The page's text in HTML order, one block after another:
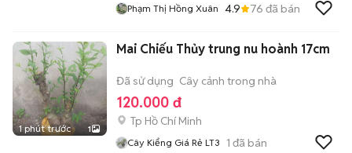
Phạm Thị Hồng Xuân 4.9 76 đã bán
1 phút trước 1
Mai Chiếu Thủy trung nu hoành 17cm
Đã sử dụng Cây cảnh trong nhà
120.000 đ
Tp Hồ Chí Minh
Cây Kiểng Giá Rẻ LT3 1 đã bán